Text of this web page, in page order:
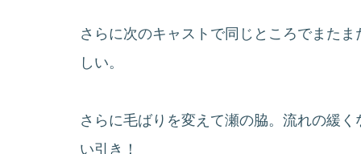
さらに次のキャストで同じところでまた
しい。
さらに毛ばりを変えて瀬の脇。流れの緩
い引き！